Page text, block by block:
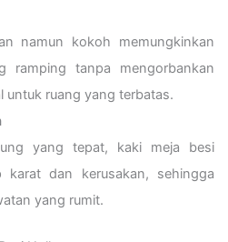
namun kokoh memungkinkan
ramping tanpa mengorbankan
untuk ruang yang terbatas.
yang tepat, kaki meja besi
karat dan kerusakan, sehingga
yang rumit.